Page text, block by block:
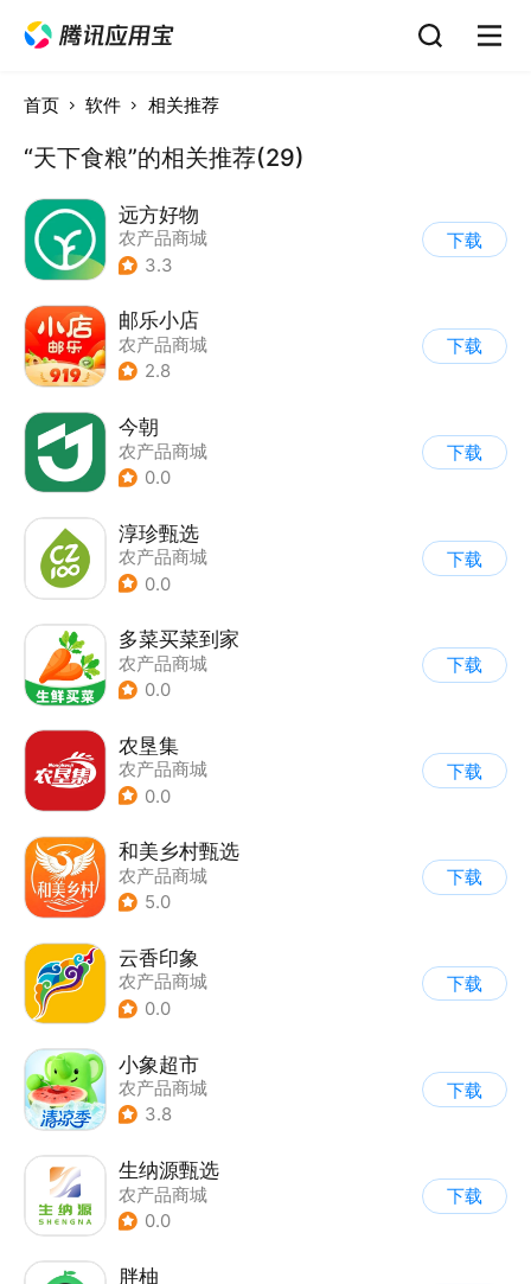
首页 软件 相关推荐
“天下食粮”的相关推荐(29)
远方好物
农产品商城
3.3
下载
邮乐小店
农产品商城
2.8
下载
今朝
农产品商城
0.0
下载
淳珍甄选
农产品商城
0.0
下载
多菜买菜到家
农产品商城
0.0
下载
农垦集
农产品商城
0.0
下载
和美乡村甄选
农产品商城
5.0
下载
云香印象
农产品商城
0.0
下载
小象超市
农产品商城
3.8
下载
生纳源甄选
农产品商城
0.0
下载
胖柚